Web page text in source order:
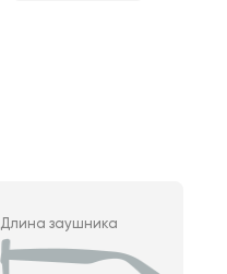
Длина заушника